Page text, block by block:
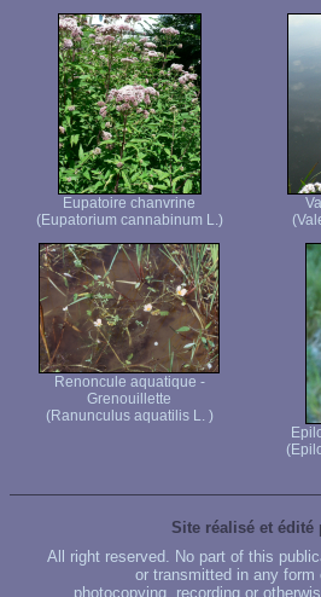
Eupatoire chanvrine
(Eupatorium cannabinum L.)
Renoncule aquatique -
Grenouillette
(Ranunculus aquatilis L. )
Site réalisé et édité
All right reserved. No part of this
or transmitted in any
photocopying, recording or